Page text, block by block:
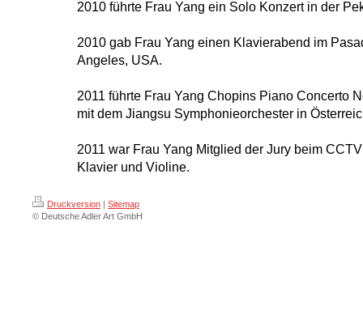
2010 führte Frau Yang ein Solo Konzert in der
2010 gab Frau Yang einen Klavierabend im
Angeles, USA.
2011 führte Frau Yang Chopins Piano Concerto
mit dem Jiangsu Symphonieorchester in
2011 war Frau Yang Mitglied der Jury beim
Klavier und Violine.
Druckversion | Sitemap
© Deutsche Adler Art GmbH